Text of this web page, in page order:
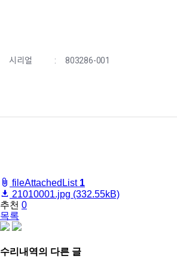
시리얼 : 803286-001
fileAttachedList 1
21010001.jpg (332.55kB)
추천 0
목록
share
수리내역의 다른 글